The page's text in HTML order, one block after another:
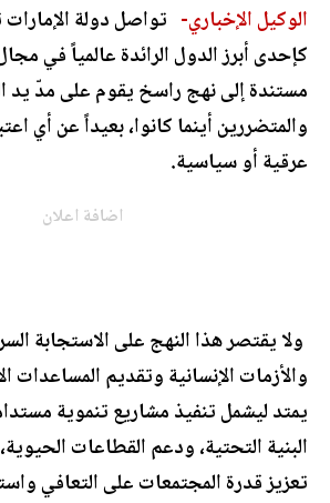
الوكيل الإخباري- تواصل دولة
كإحدى أبرز الدول الرائدة عالمياً في
مستندة إلى نهج راسخ يقوم على مدّ يد
والمتضررين أينما كانوا، بعيداً عن أي
عرقية أو سياسية.
اضافة اعلان
ولا يقتصر هذا النهج على الاستجابة
والأزمات الإنسانية وتقديم المساعدات
يمتد ليشمل تنفيذ مشاريع تنموية
البنية التحتية، ودعم القطاعات
تعزيز قدرة المجتمعات على التعافي